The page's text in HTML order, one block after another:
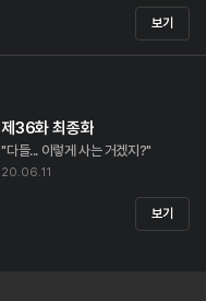
보기
제36화 최종화
"다들... 이렇게 사는 거겠지?"
20.06.11
보기